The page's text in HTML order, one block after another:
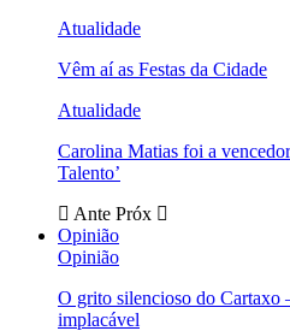
Atualidade
Vêm aí as Festas da Cidade
Atualidade
Carolina Matias foi a
Talento’
Ante Próx
Opinião
Opinião
O grito silencioso do Cartaxo
implacável